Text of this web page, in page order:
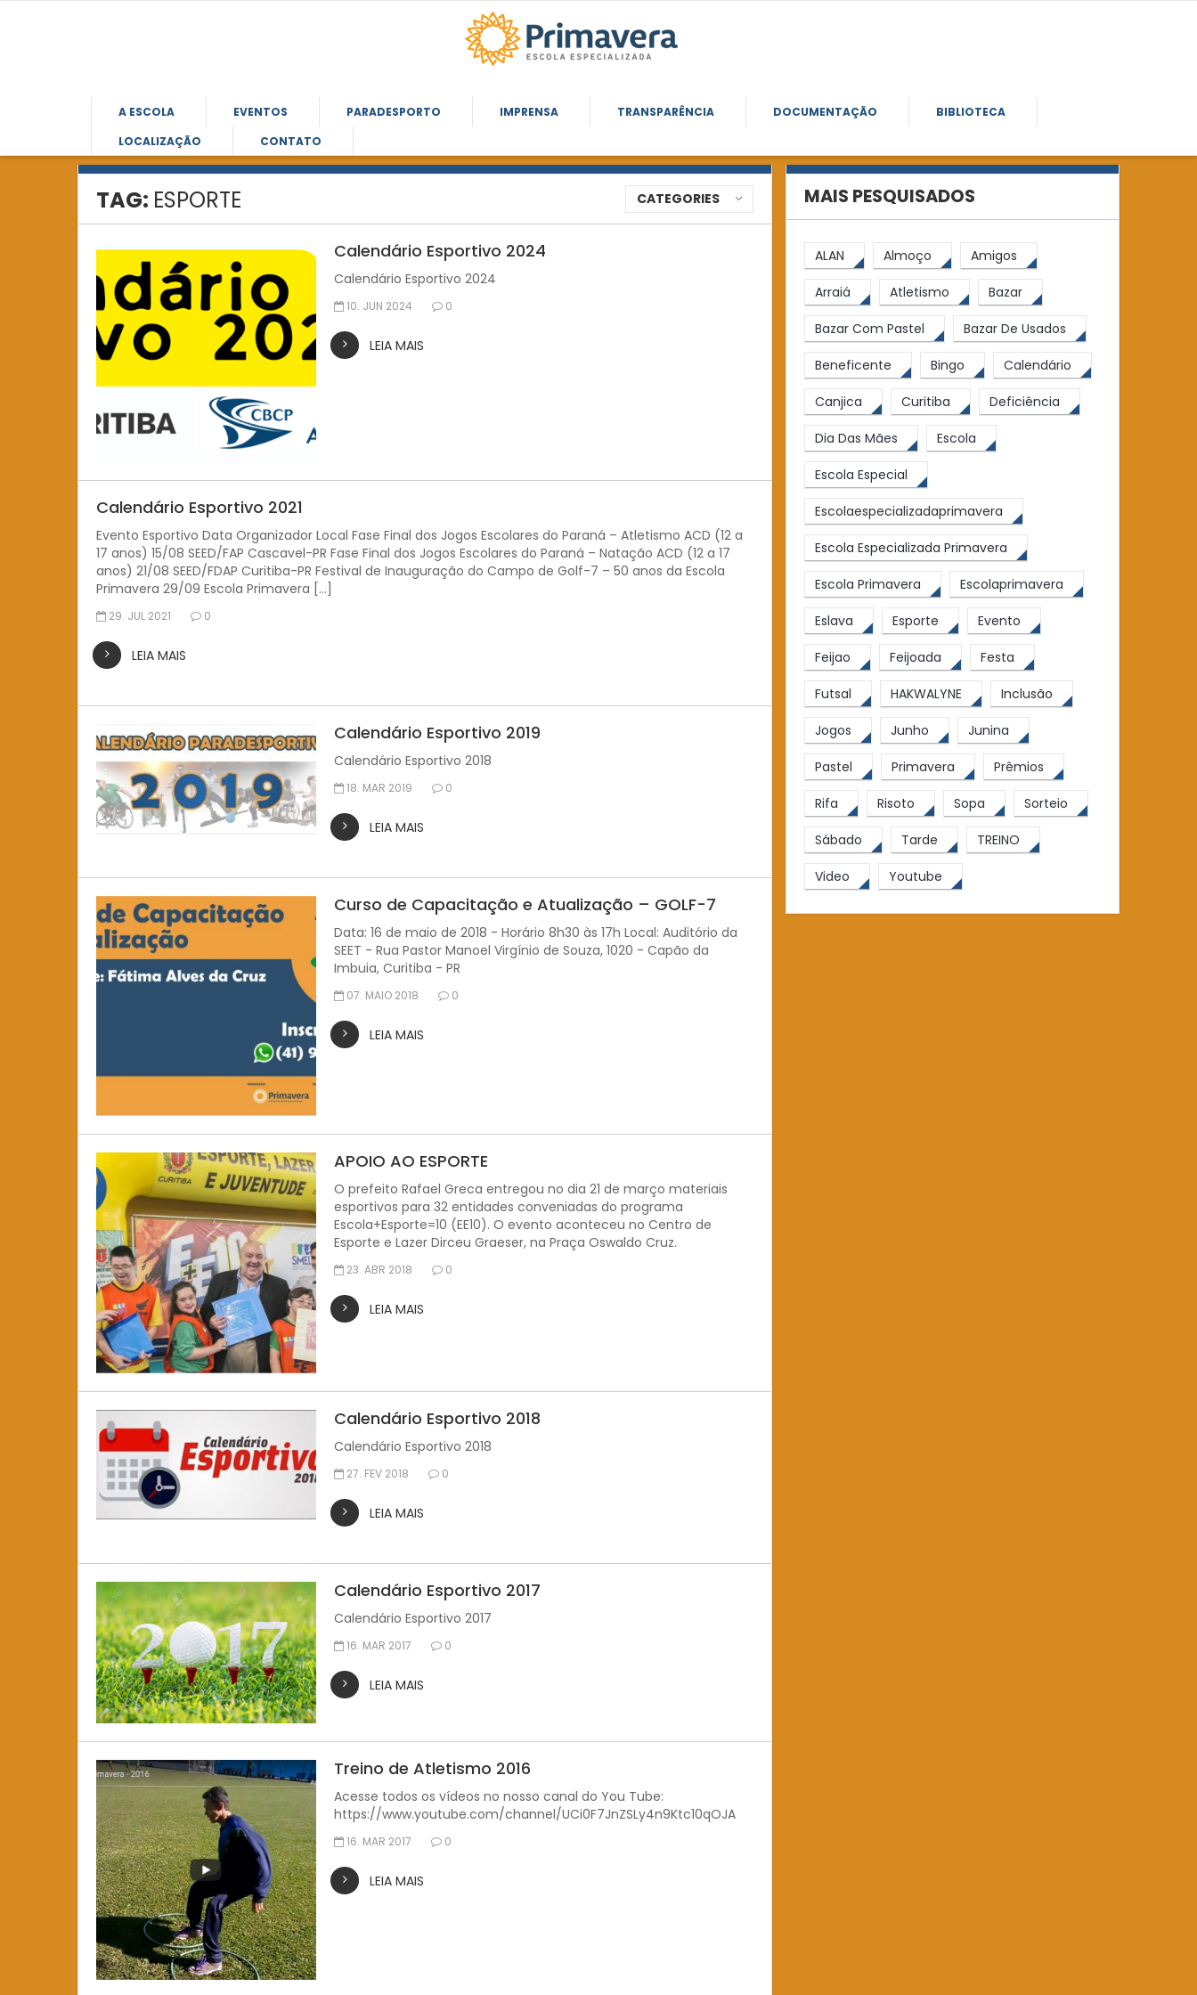
A ESCOLA EVENTOS PARADESPORTO IMPRENSA TRANSPARÊNCIA DOCUMENTAÇÃO
BIBLIOTECA
LOCALIZAÇÃO
CONTATO
TAG: ESPORTE CATEGORIES
Calendário Esportivo 2024
Calendário Esportivo 2024
10. JUN 2024 0
LEIA MAIS
Calendário Esportivo 2021
Evento Esportivo Data Organizador Local Fase Final dos Jogos Escolares do Paraná – Atletismo ACD (12 a
17 anos) 15/08 SEED/FAP Cascavel-PR Fase Final dos Jogos Escolares do Paraná – Natação ACD (12 a 17
anos) 21/08 SEED/FDAP Curitiba-PR Festival de Inauguração do Campo de Golf-7 – 50 anos da Escola
Primavera 29/09 Escola Primavera […]
29. JUL 2021 0
LEIA MAIS
Calendário Esportivo 2019
Calendário Esportivo 2018
18. MAR 2019 0
LEIA MAIS
Curso de Capacitação e Atualização – GOLF-7
Data: 16 de maio de 2018 - Horário 8h30 às 17h Local: Auditório da
SEET - Rua Pastor Manoel Virgínio de Souza, 1020 - Capão da
Imbuia, Curitiba - PR
07. MAIO 2018 0
LEIA MAIS
APOIO AO ESPORTE
O prefeito Rafael Greca entregou no dia 21 de março materiais
esportivos para 32 entidades conveniadas do programa
Escola+Esporte=10 (EE10). O evento aconteceu no Centro de
Esporte e Lazer Dirceu Graeser, na Praça Oswaldo Cruz.
23. ABR 2018 0
LEIA MAIS
Calendário Esportivo 2018
Calendário Esportivo 2018
27. FEV 2018 0
LEIA MAIS
Calendário Esportivo 2017
Calendário Esportivo 2017
16. MAR 2017 0
LEIA MAIS
Treino de Atletismo 2016
Acesse todos os vídeos no nosso canal do You Tube:
https://www.youtube.com/channel/UCi0F7JnZSLy4n9Ktc10qOJA
16. MAR 2017 0
LEIA MAIS
MAIS PESQUISADOS
ALAN Almoço Amigos
Arraiá Atletismo Bazar
Bazar Com Pastel Bazar De Usados
Beneficente Bingo Calendário
Canjica Curitiba Deficiência
Dia Das Mães Escola
Escola Especial
Escolaespecializadaprimavera
Escola Especializada Primavera
Escola Primavera Escolaprimavera
Eslava Esporte Evento
Feijao Feijoada Festa
Futsal HAKWALYNE Inclusão
Jogos Junho Junina
Pastel Primavera Prêmios
Rifa Risoto Sopa Sorteio
Sábado Tarde TREINO
Video Youtube